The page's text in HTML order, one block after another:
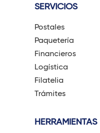
SERVICIOS
Postales
Paquetería
Financieros
Logística
Filatelia
Trámites
HERRAMIENTAS